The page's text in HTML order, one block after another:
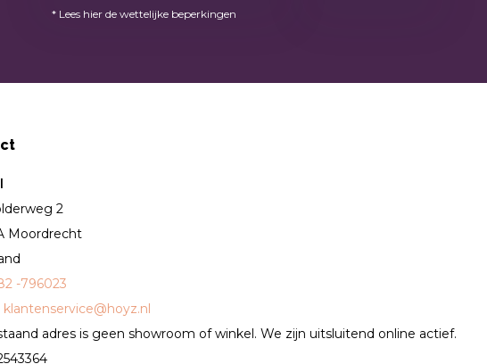
* Lees hier de wettelijke beperkingen
2
Moordrecht
-796023
klantenservice@hoyz.nl
adres is geen showroom of winkel. We zijn uitsluitend online actief.